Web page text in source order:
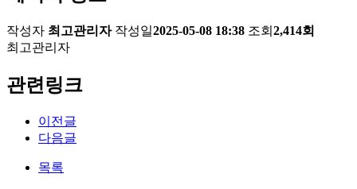
작성자 최고관리자 작성일2025-05-08 18:38 조회 2,414회
최고관리자
관련링크
이전글
다음글
목록